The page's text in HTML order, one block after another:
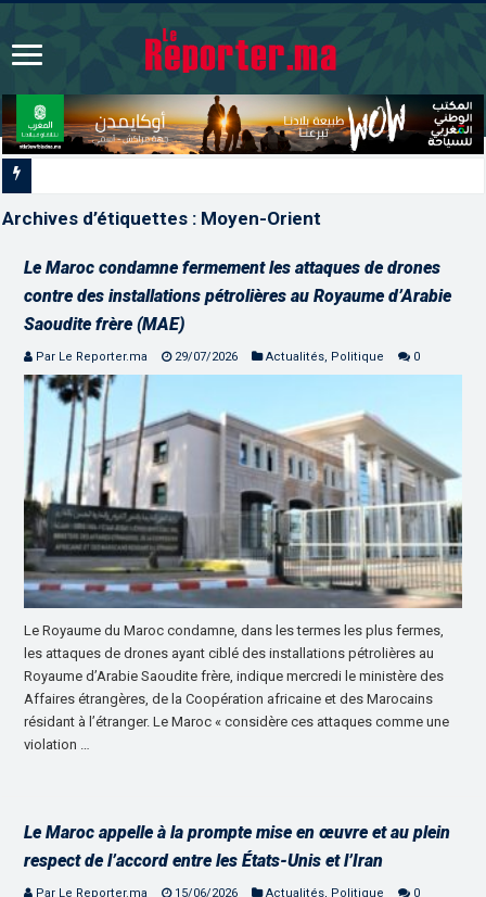
Archives d’étiquettes : Moyen-Orient
Le Maroc condamne fermement les attaques de drones
contre des installations pétrolières au Royaume d’Arabie
Saoudite frère (MAE)
Par Le Reporter.ma 29/07/2026 Actualités, Politique 0
Le Royaume du Maroc condamne, dans les termes les plus fermes,
les attaques de drones ayant ciblé des installations pétrolières au
Royaume d’Arabie Saoudite frère, indique mercredi le ministère des
Affaires étrangères, de la Coopération africaine et des Marocains
résidant à l’étranger. Le Maroc « considère ces attaques comme une
violation …
Le Maroc appelle à la prompte mise en œuvre et au plein
respect de l’accord entre les États-Unis et l’Iran
Par Le Reporter.ma 15/06/2026 Actualités, Politique 0